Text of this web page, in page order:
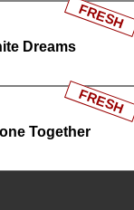
Dreams
FRESH
Together
FRESH